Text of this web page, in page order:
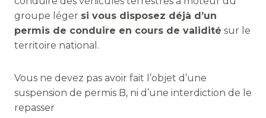
groupe léger si vous disposez déjà d’un
permis de conduire en cours de validité sur le
territoire national.
Vous ne devez pas avoir fait l’objet d’une
suspension de permis B, ni d’une interdiction de le
repasser